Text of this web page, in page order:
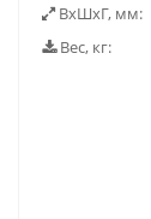
ВxШxГ, мм:
Вес, кг: